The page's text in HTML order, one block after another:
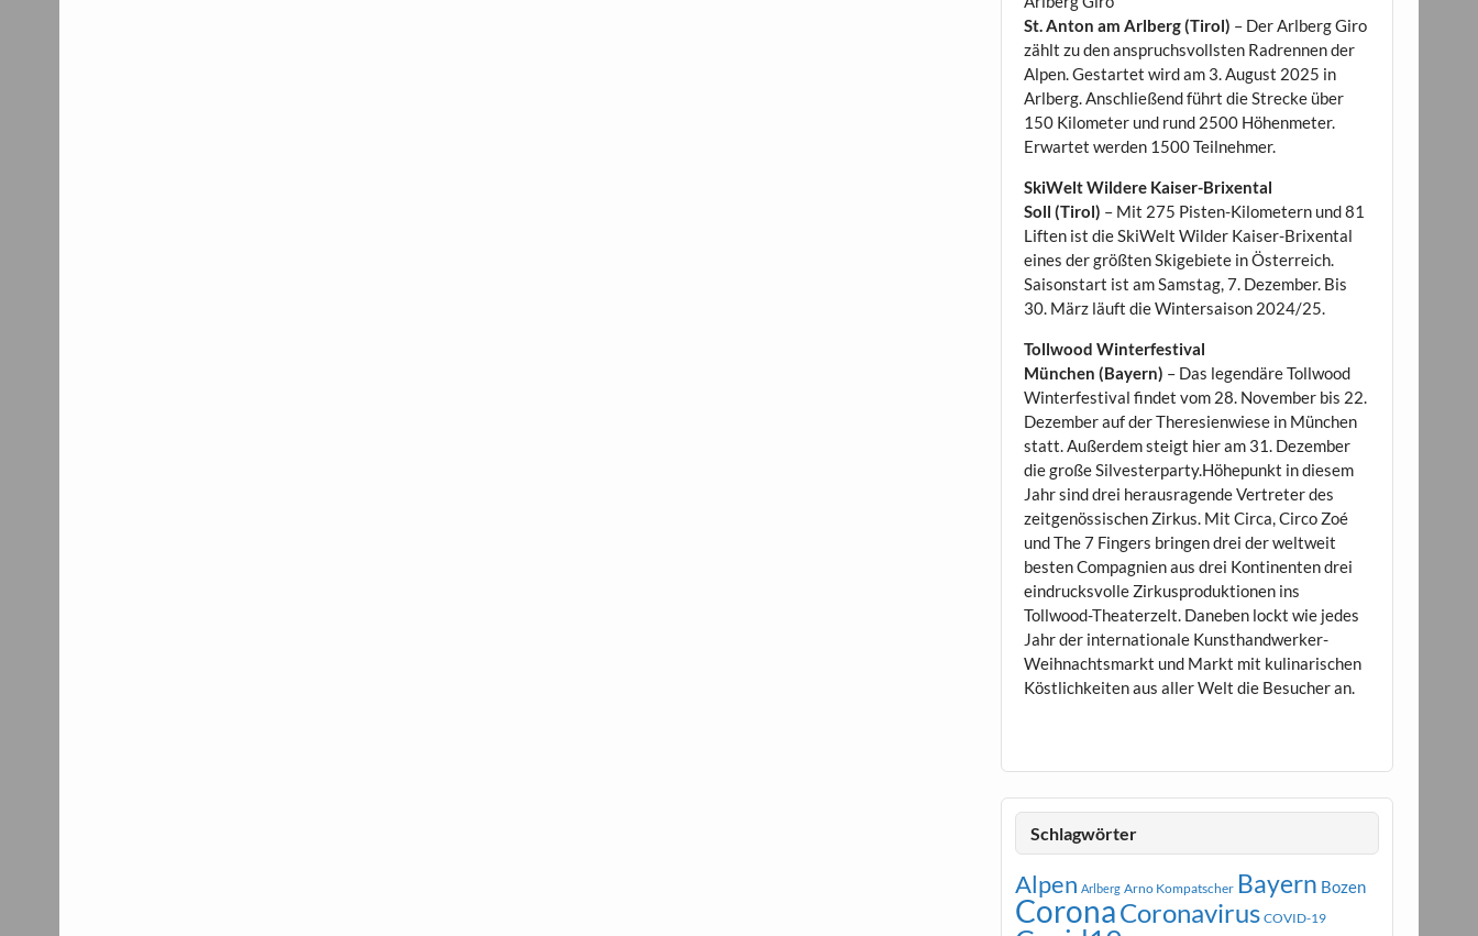
St. Anton am Arlberg (Tirol) – Der Arlberg Giro
zählt zu den anspruchsvollsten Radrennen der
Alpen. Gestartet wird am 3. August 2025 in
Arlberg. Anschließend führt die Strecke über
150 Kilometer und rund 2500 Höhenmeter.
Erwartet werden 1500 Teilnehmer.
SkiWelt Wildere Kaiser-Brixental
Soll (Tirol) – Mit 275 Pisten-Kilometern und 81
Liften ist die SkiWelt Wilder Kaiser-Brixental
eines der größten Skigebiete in Österreich.
Saisonstart ist am Samstag, 7. Dezember. Bis
30. März läuft die Wintersaison 2024/25.
Tollwood Winterfestival
München (Bayern) – Das legendäre Tollwood
Winterfestival findet vom 28. November bis 22.
Dezember auf der Theresienwiese in München
statt. Außerdem steigt hier am 31. Dezember
die große Silvesterparty.Höhepunkt in diesem
Jahr sind drei herausragende Vertreter des
zeitgenössischen Zirkus. Mit Circa, Circo Zoé
und The 7 Fingers bringen drei der weltweit
besten Compagnien aus drei Kontinenten drei
eindrucksvolle Zirkusproduktionen ins
Tollwood-Theaterzelt. Daneben lockt wie jedes
Jahr der internationale Kunsthandwerker-
Weihnachtsmarkt und Markt mit kulinarischen
Köstlichkeiten aus aller Welt die Besucher an.
Schlagwörter
Alpen Arlberg Arno Kompatscher Bayern Bozen
CoronaCoronavirus COVID-19